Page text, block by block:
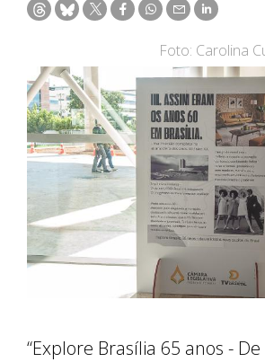
Foto: Carolina
“Explore Brasília 65 anos -